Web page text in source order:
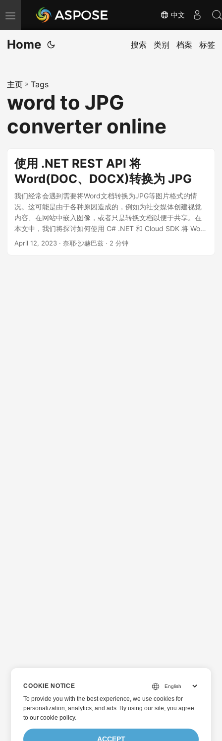
切
换
导
中文
Home 搜索 类别 档案 标签
主页 » Tags
word to JPG
converter online
使用 .NET REST API 将
Word(DOC、DOCX)转换为 JPG
我们经常会遇到需要将Word文档转换为JPG等图片格式的情
况。这可能是由于各种原因造成的，例如为社交媒体创建视觉
内容、在网站中嵌入图像，或者只是转换文档以便于共享。在
本文中，我们将探讨如何使用 C# .NET 和 Cloud SDK 将 Word
文档转换为 JPG 图像，并讨论实现此转换的不同方法。
April 12, 2023 · 奈耶·沙赫巴兹 · 2 分钟
COOKIE NOTICE
To provide you with the best experience, we use cookies for
personalization, analytics, and ads. By using our site, you agree
toour cookie policy.
ACCEPT